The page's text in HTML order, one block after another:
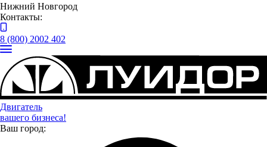
Нижний Новгород
Контакты:
8 (800) 2002 402
Двигатель
вашего бизнеса!
Ваш город:
ПРОВОДЫ ЗИМЫ В ШУМЕРЛЕ
8 марта в городе Шумерля Чувашской Республики провели
проводы зимы возле Дворца культуры «Восход».